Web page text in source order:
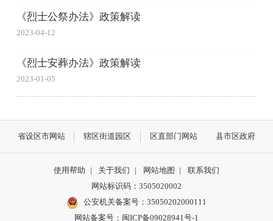
《烈士公祭办法》政策解读
2023-04-12
《烈士安葬办法》政策解读
2023-01-05
省设区市网站 辖区街道园区 区直部门网站 县市区政府
使用帮助 | 关于我们 | 网站地图 |
联系我们
网站标识码：3505020002
公安机关备案号：35050202000111
网站备案号：闽ICP备09028941号-1